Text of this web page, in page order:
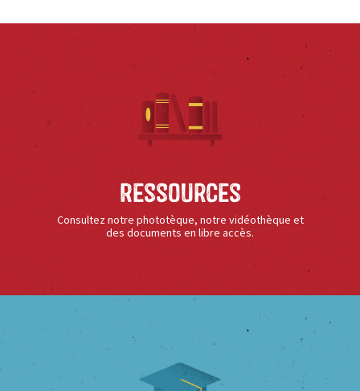
Ressources
Consultez notre phototèque, notre vidéothèque et
des documents en libre accès.